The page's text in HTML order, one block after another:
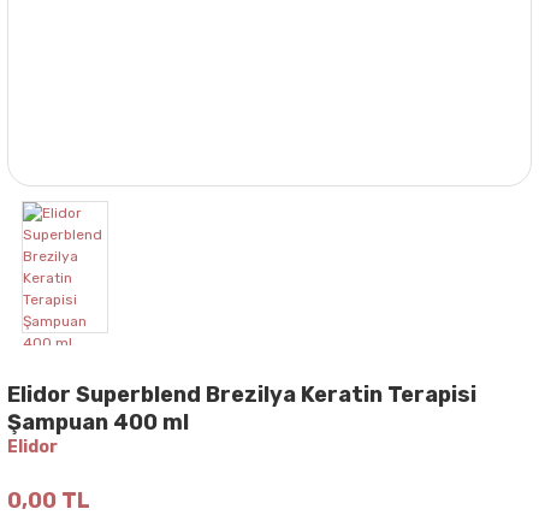
Elidor Superblend Brezilya Keratin Terapisi
Şampuan 400 ml
Elidor
0,00 TL